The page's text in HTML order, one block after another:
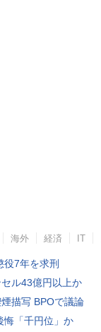
海外 経済 IT
役7年を求刑
ル43億円以上か
描写 BPOで議論
悔「千円位」か